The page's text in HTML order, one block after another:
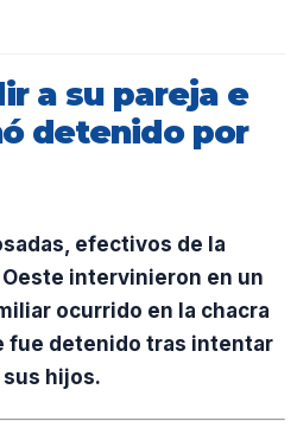
a su pareja e
detenido por
efectivos de la
intervinieron en un
ocurrido en la chacra
fue detenido tras intentar
sus hijos.